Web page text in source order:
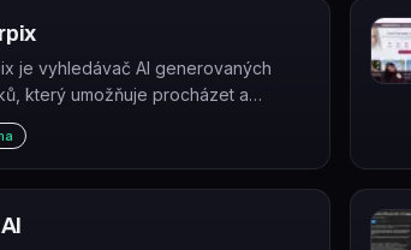
je vyhledávač AI generovaných
který umožňuje procházet a
se uměleckými díly vytvořenými
jako Midjourney, DALL·E, Stable
nebo NovelAI.